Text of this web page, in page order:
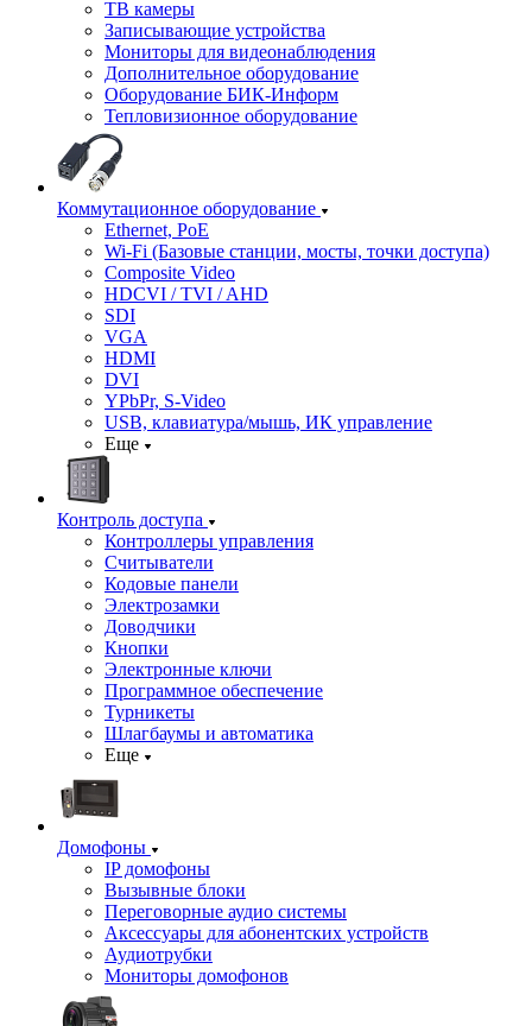
ТВ камеры
Записывающие устройства
Мониторы для видеонаблюдения
Дополнительное оборудование
Оборудование БИК-Информ
Тепловизионное оборудование
Коммутационное оборудование
Ethernet, PoE
Wi-Fi (Базовые станции, мосты, точки доступа)
Composite Video
HDCVI / TVI / AHD
SDI
VGA
HDMI
DVI
YPbPr, S-Video
USB, клавиатура/мышь, ИК управление
Еще
Контроль доступа
Контроллеры управления
Считыватели
Кодовые панели
Электрозамки
Доводчики
Кнопки
Электронные ключи
Программное обеспечение
Турникеты
Шлагбаумы и автоматика
Еще
Домофоны
IP домофоны
Вызывные блоки
Переговорные аудио системы
Аксессуары для абонентских устройств
Аудиотрубки
Мониторы домофонов